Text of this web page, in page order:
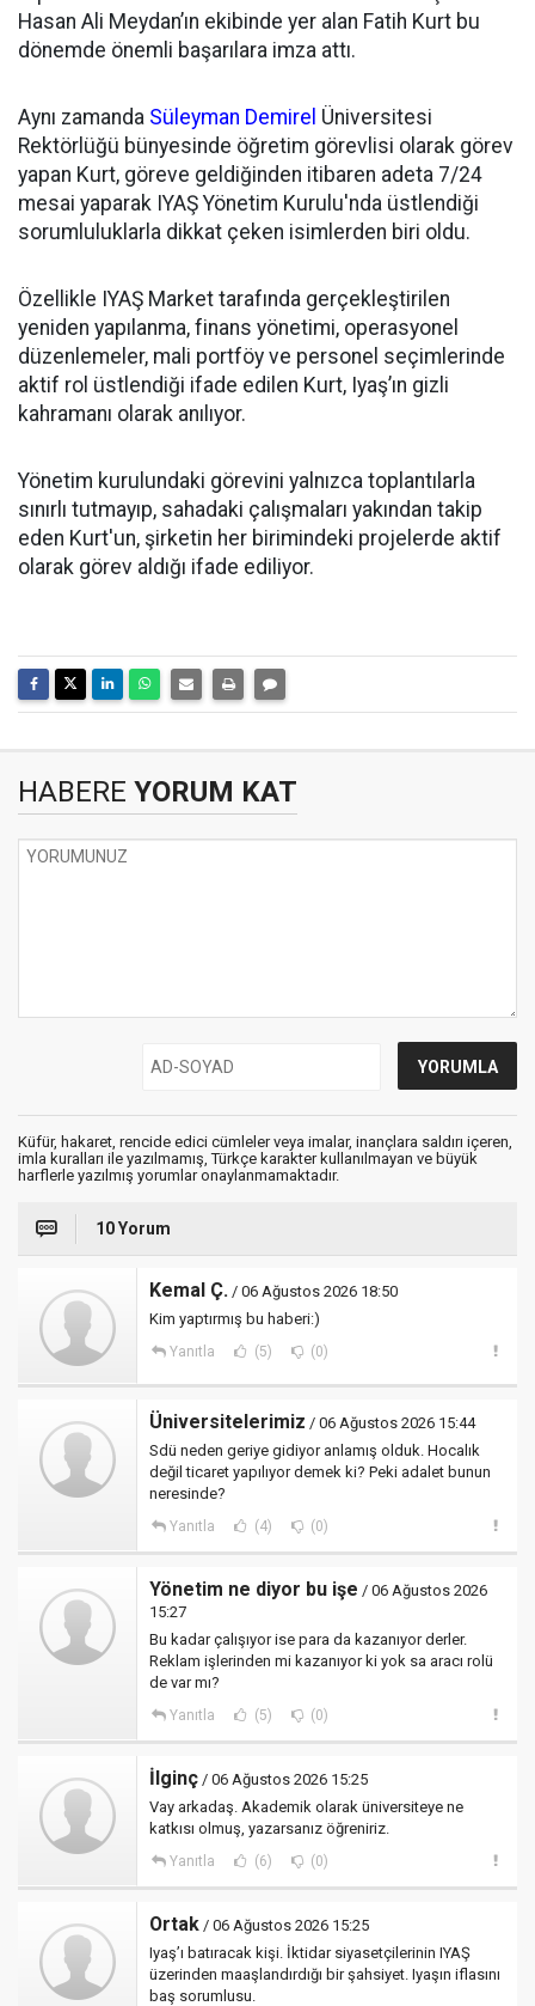
Hasan Ali Meydan’ın ekibinde yer alan Fatih Kurt bu
dönemde önemli başarılara imza attı.
Aynı zamanda Süleyman Demirel Üniversitesi
Rektörlüğü bünyesinde öğretim görevlisi olarak görev
yapan Kurt, göreve geldiğinden itibaren adeta 7/24
mesai yaparak IYAŞ Yönetim Kurulu'nda üstlendiği
sorumluluklarla dikkat çeken isimlerden biri oldu.
Özellikle IYAŞ Market tarafında gerçekleştirilen
yeniden yapılanma, finans yönetimi, operasyonel
düzenlemeler, mali portföy ve personel seçimlerinde
aktif rol üstlendiği ifade edilen Kurt, Iyaş’ın gizli
kahramanı olarak anılıyor.
Yönetim kurulundaki görevini yalnızca toplantılarla
sınırlı tutmayıp, sahadaki çalışmaları yakından takip
eden Kurt'un, şirketin her birimindeki projelerde aktif
olarak görev aldığı ifade ediliyor.
HABERE YORUM KAT
Küfür, hakaret, rencide edici cümleler veya imalar, inançlara saldırı içeren,
imla kuralları ile yazılmamış, Türkçe karakter kullanılmayan ve büyük
harflerle yazılmış yorumlar onaylanmamaktadır.
10 Yorum
Kemal Ç. / 06 Ağustos 2026 18:50
Kim yaptırmış bu haberi:)
Yanıtla (5) (0)
Üniversitelerimiz / 06 Ağustos 2026 15:44
Sdü neden geriye gidiyor anlamış olduk. Hocalık
değil ticaret yapılıyor demek ki? Peki adalet bunun
neresinde?
Yanıtla (4) (0)
Yönetim ne diyor bu işe / 06 Ağustos 2026
15:27
Bu kadar çalışıyor ise para da kazanıyor derler.
Reklam işlerinden mi kazanıyor ki yok sa aracı rolü
de var mı?
Yanıtla (5) (0)
İlginç / 06 Ağustos 2026 15:25
Vay arkadaş. Akademik olarak üniversiteye ne
katkısı olmuş, yazarsanız öğreniriz.
Yanıtla (6) (0)
Ortak / 06 Ağustos 2026 15:25
Iyaş’ı batıracak kişi. İktidar siyasetçilerinin IYAŞ
üzerinden maaşlandırdığı bir şahsiyet. Iyaşın iflasını
baş sorumlusu.